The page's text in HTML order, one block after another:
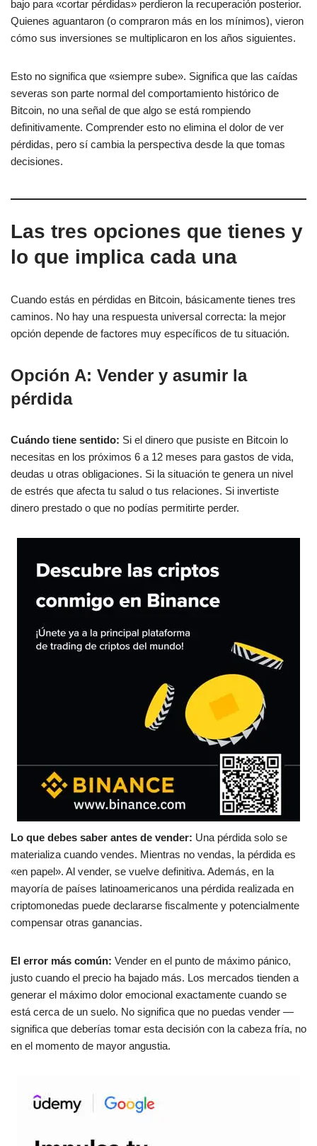
bajo para «cortar pérdidas» perdieron la recuperación posterior.
Quienes aguantaron (o compraron más en los mínimos), vieron
cómo sus inversiones se multiplicaron en los años siguientes.
Esto no significa que «siempre sube». Significa que las caídas
severas son parte normal del comportamiento histórico de
Bitcoin, no una señal de que algo se está rompiendo
definitivamente. Comprender esto no elimina el dolor de ver
pérdidas, pero sí cambia la perspectiva desde la que tomas
decisiones.
Las tres opciones que tienes y
lo que implica cada una
Cuando estás en pérdidas en Bitcoin, básicamente tienes tres
caminos. No hay una respuesta universal correcta: la mejor
opción depende de factores muy específicos de tu situación.
Opción A: Vender y asumir la
pérdida
Cuándo tiene sentido: Si el dinero que pusiste en Bitcoin lo
necesitas en los próximos 6 a 12 meses para gastos de vida,
deudas u otras obligaciones. Si la situación te genera un nivel
de estrés que afecta tu salud o tus relaciones. Si invertiste
dinero prestado o que no podías permitirte perder.
Lo que debes saber antes de vender: Una pérdida solo se
materializa cuando vendes. Mientras no vendas, la pérdida es
«en papel». Al vender, se vuelve definitiva. Además, en la
mayoría de países latinoamericanos una pérdida realizada en
criptomonedas puede declararse fiscalmente y potencialmente
compensar otras ganancias.
El error más común: Vender en el punto de máximo pánico,
justo cuando el precio ha bajado más. Los mercados tienden a
generar el máximo dolor emocional exactamente cuando se
está cerca de un suelo. No significa que no puedas vender —
significa que deberías tomar esta decisión con la cabeza fría, no
en el momento de mayor angustia.